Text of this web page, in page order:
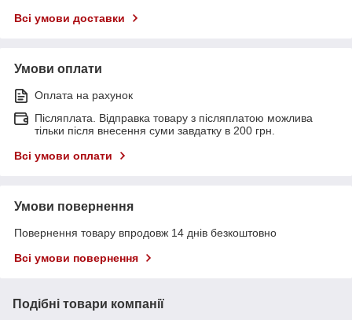
Всі умови доставки
Умови оплати
Оплата на рахунок
Післяплата. Відправка товару з післяплатою можлива
тільки після внесення суми завдатку в 200 грн.
Всі умови оплати
Умови повернення
Повернення товару впродовж 14 днів безкоштовно
Всі умови повернення
Подібні товари компанії